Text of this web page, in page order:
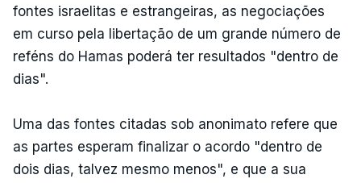
fontes israelitas e estrangeiras, as negociações
em curso pela libertação de um grande número de
reféns do Hamas poderá ter resultados "dentro de
dias".
Uma das fontes citadas sob anonimato refere que
as partes esperam finalizar o acordo "dentro de
dois dias, talvez mesmo menos", e que a sua